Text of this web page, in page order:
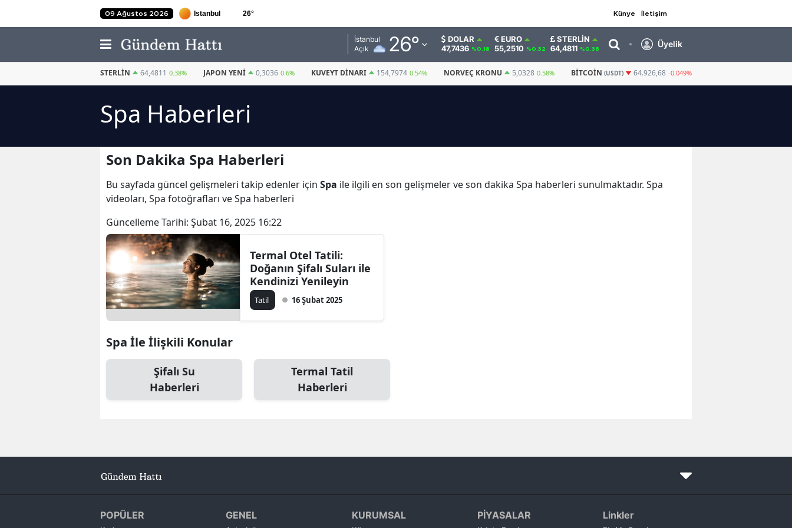
09 Ağustos 2026 26° Künye İletişim
İstanbul
Açık
26°
Adana
Adıyaman
Afyonkarahisar
Antalya
Bitlis
Denizli
Diyarbakır
DOLAR
47,7436 %0.18
EURO
55,2510 %0.32
STERLIN
64,4811 %0.38 Üyelik
STERLIN 64,4811 0.38% JAPON YENI 0,3036 0.6% KUVEYT DINARI 154,7974 0.54% NORVEÇ KRONU 5,0328 0.58% BITCOIN (USDT) 64.926,68 -0.049%
Spa Haberleri
Son Dakika Spa Haberleri
Bu sayfada güncel gelişmeleri takip edenler için Spa ile ilgili en son gelişmeler ve son dakika Spa haberleri sunulmaktadır. Spa
videoları, Spa fotoğrafları ve Spa haberleri
Güncelleme Tarihi: Şubat 16, 2025 16:22
Termal Otel Tatili:
Doğanın Şifalı Suları ile
Kendinizi Yenileyin
Tatil 16 Şubat 2025
Spa İle İlişkili Konular
Şifalı Su
Haberleri
Termal Tatil
Haberleri
POPÜLER GENEL KURUMSAL PİYASALAR Linkler